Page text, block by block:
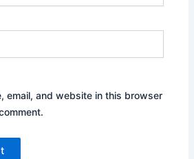
email, and website in this browser